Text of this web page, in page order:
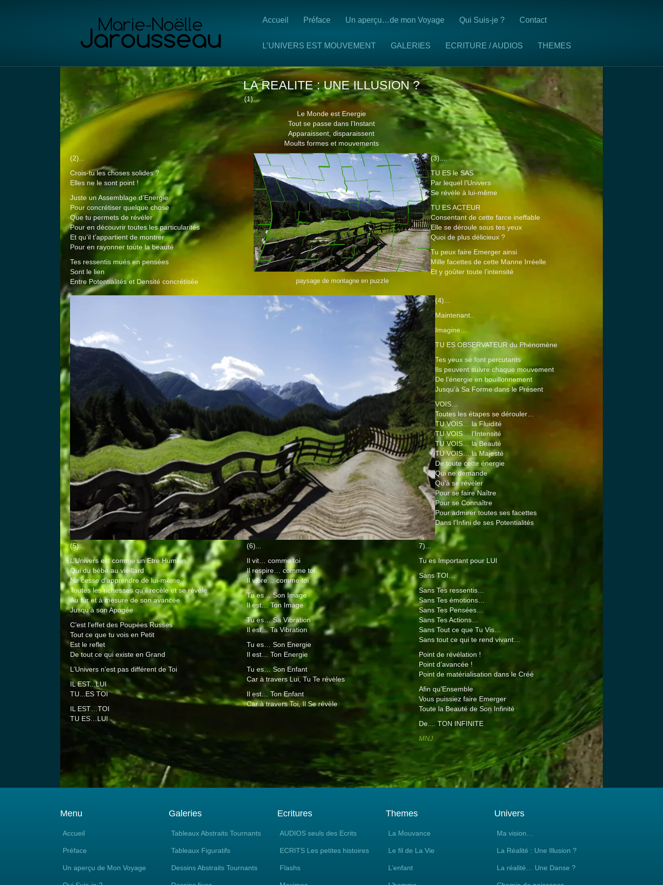
Accueil Préface Un aperçu…de mon Voyage Qui Suis-je ? Contact
L’UNIVERS EST MOUVEMENT GALERIES ECRITURE / AUDIOS THEMES
LA REALITE : UNE ILLUSION ?
(1)...
Le Monde est Energie
Tout se passe dans l’Instant
Apparaissent, disparaissent
Moults formes et mouvements
(2)...
Crois-tu les choses solides ?
Elles ne le sont point !
Juste un Assemblage d’Energie
Pour concrétiser quelque chose
Que tu permets de révéler
Pour en découvrir toutes les particularités
Et qu’il t’appartient de montrer
Pour en rayonner toute la beauté
Tes ressentis mués en pensées
Sont le lien
Entre Potentialités et Densité concrétisée
paysage de montagne en puzzle
(3)....
TU ES le SAS
Par lequel l’Univers
Se révèle à lui-même
TU ES ACTEUR
Consentant de cette farce ineffable
Elle se déroule sous tes yeux
Quoi de plus délicieux ?
Tu peux faire Emerger ainsi
Mille facettes de cette Manne Irréelle
Et y goûter toute l’intensité
(4)...
Maintenant..
Imagine…
TU ES OBSERVATEUR du Phénomène
Tes yeux se font percutants
Ils peuvent suivre chaque mouvement
De l’énergie en bouillonnement
Jusqu’à Sa Forme dans le Présent
VOIS…
Toutes les étapes se dérouler…
TU VOIS… la Fluidité
TU VOIS… l’Intensité
TU VOIS… la Beauté
TU VOIS… la Majesté
De toute cette énergie
Qui ne demande
Qu’à se révéler
Pour se faire Naître
Pour se Connaître
Pour admirer toutes ses facettes
Dans l’Infini de ses Potentialités
(5)...
L’Univers est comme un Etre Humain
Qui du bébé au vieillard
Ne cesse d’apprendre de lui-même
Toutes les richesses qu’il recèle et se révèle
Au fur et à mesure de son avancée
Jusqu’à son Apogée
C’est l’effet des Poupées Russes
Tout ce que tu vois en Petit
Est le reflet
De tout ce qui existe en Grand
L’Univers n’est pas différent de Toi
IL EST...LUI
TU...ES TOI
IL EST…TOI
TU ES…LUI
(6)...
Il vit… comme toi
Il respire… comme toi
Il vibre… comme toi
Tu es… Son Image
Il est… Ton Image
Tu es… Sa Vibration
Il est… Ta Vibration
Tu es… Son Energie
Il est… Ton Energie
Tu es… Son Enfant
Car à travers Lui, Tu Te révèles
Il est… Ton Enfant
Car à travers Toi, Il Se révèle
7)...
Tu es Important pour LUI
Sans TOI…
Sans Tes ressentis…
Sans Tes émotions…
Sans Tes Pensées…
Sans Tes Actions…
Sans Tout ce que Tu Vis…
Sans tout ce qui te rend vivant…
Point de révélation !
Point d’avancée !
Point de matérialisation dans le Créé
Afin qu’Ensemble
Vous puissiez faire Emerger
Toute la Beauté de Son Infinité
De.... TON INFINITE
MNJ
Menu
Accueil
Préface
Un aperçu de Mon Voyage
Galeries
Tableaux Abstraits Tournants
Tableaux Figuratifs
Dessins Abstraits Tournants
Ecritures
AUDIOS seuls des Ecrits
ECRITS Les petites histoires
Flashs
Themes
La Mouvance
Le fil de La Vie
L’enfant
Univers
Ma vision…
La Réalité : Une Illusion ?
La réalité… Une Danse ?